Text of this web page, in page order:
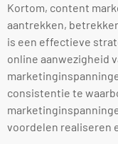
Kortom, content
aantrekken,
is een effectieve
online aanwezigheid
consistentie te
voordelen realiseren